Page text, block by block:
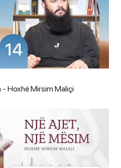
- Hoxhë Mirsim Maliçi